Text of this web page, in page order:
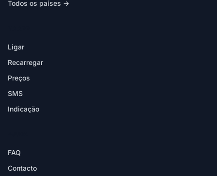
Todos os países →
Ligar
Recarregar
Preços
SMS
Indicação
FAQ
Contacto